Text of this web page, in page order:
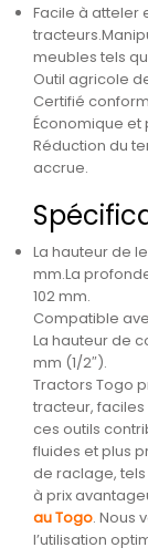
Facile à atteler
meubles tels
Outil agricole
Certifié
Économique et
Réduction du
accrue.
La hauteur de
mm.La
102 mm.
Compatible
La hauteur de
mm (1/2″).
Tractors Togo
tracteur, faciles
ces outils
fluides et plus
de raclage,
à prix
au Togo. Nous
l’utilisation